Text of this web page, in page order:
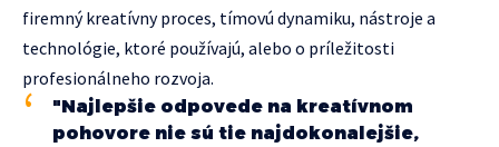
firemný kreatívny proces, tímovú dynamiku, nástroje a
technológie, ktoré používajú, alebo o príležitosti
profesionálneho rozvoja.
"Najlepšie odpovede na kreatívnom
pohovore nie sú tie najdokonalejšie,